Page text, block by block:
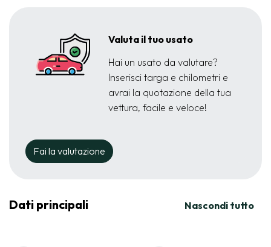
Valuta il tuo usato
Hai un usato da valutare?
Inserisci targa e chilometri e
avrai la quotazione della tua
vettura, facile e veloce!
Fai la valutazione
Dati principali Nascondi tutto